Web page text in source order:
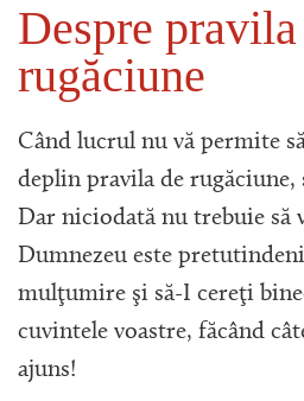
Despre
rugăciune
Când lucrul nu vă permite
deplin pravila de rugăciune,
Dar niciodată nu trebuie să
Dumnezeu este
mulţumire şi să-I cereţi
cuvintele voastre, făcând
ajuns!